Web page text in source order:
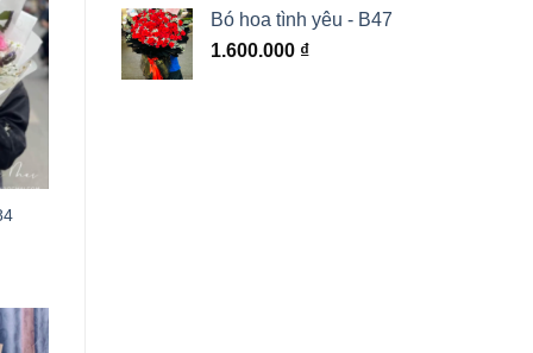
5 sao
Bó hoa tình yêu - B47
1.600.000 ₫